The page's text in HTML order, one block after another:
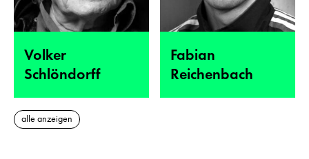
Volker
Schlöndorff
Fabian
Reichenbach
alle anzeigen